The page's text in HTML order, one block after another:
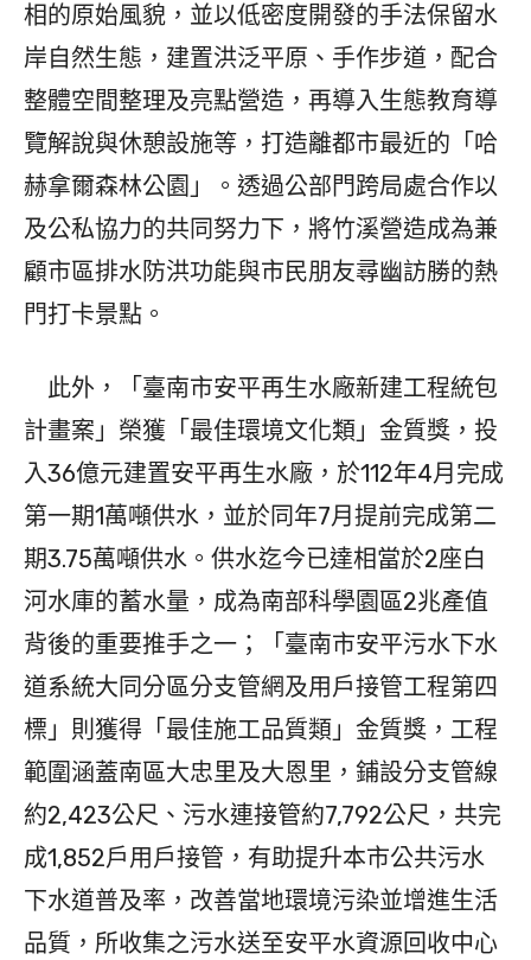
相的原始風貌，並以低密度開發的手法保留水
岸自然生態，建置洪泛平原、手作步道，配合
整體空間整理及亮點營造，再導入生態教育導
覽解說與休憩設施等，打造離都市最近的「哈
赫拿爾森林公園」。透過公部門跨局處合作以
及公私協力的共同努力下，將竹溪營造成為兼
顧市區排水防洪功能與市民朋友尋幽訪勝的熱
門打卡景點。
此外，「臺南市安平再生水廠新建工程統包
計畫案」榮獲「最佳環境文化類」金質獎，投
入36億元建置安平再生水廠，於112年4月完成
第一期1萬噸供水，並於同年7月提前完成第二
期3.75萬噸供水。供水迄今已達相當於2座白
河水庫的蓄水量，成為南部科學園區2兆產值
背後的重要推手之一；「臺南市安平污水下水
道系統大同分區分支管網及用戶接管工程第四
標」則獲得「最佳施工品質類」金質獎，工程
範圍涵蓋南區大忠里及大恩里，鋪設分支管線
約2,423公尺、污水連接管約7,792公尺，共完
成1,852戶用戶接管，有助提升本市公共污水
下水道普及率，改善當地環境污染並增進生活
品質，所收集之污水送至安平水資源回收中心